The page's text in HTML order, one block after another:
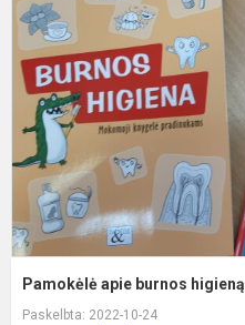
Pamokėlė apie burnos higieną
Paskelbta: 2022-10-24